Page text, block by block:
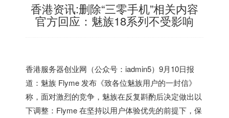
香港资讯:删除“三零手机”相关内容
官方回应：魅族18系列不受影响
香港服务器创业网（公众号：iadmin5）9月10日报
道：魅族 Flyme 发布《致各位魅族用户的一封信》
称，面对激烈的竞争，魅族在反复斟酌后决定做出以
下调整：Flyme 在坚持以用户体验优先的前提下，保